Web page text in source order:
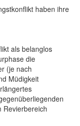
haben ihre
als belanglos
die
(je nach
Müdigkeit
Revierbereich